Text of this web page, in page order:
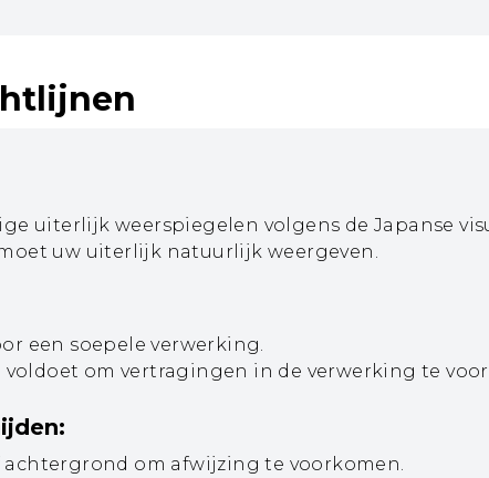
uiterlijk weerspiegelen volgens de Japanse
uw uiterlijk natuurlijk weergeven.
een soepele verwerking.
om vertragingen in de verwerking te
om afwijzing te voorkomen.